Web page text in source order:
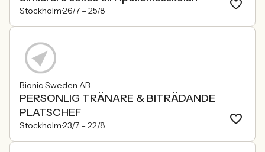
Stockholm26/7 – 25/8
Bionic Sweden AB
PERSONLIG TRÄNARE & BITRÄDANDE
PLATSCHEF
Stockholm23/7 – 22/8